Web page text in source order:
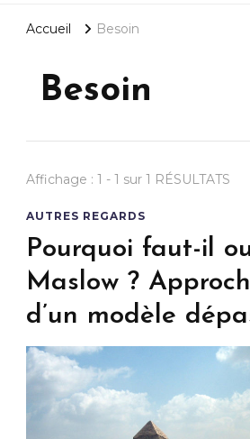
Accueil Besoin
Besoin
Affichage : 1 - 1 sur 1 RÉSULTATS
AUTRES REGARDS
Pourquoi faut-il
Maslow ?
d’un modèle